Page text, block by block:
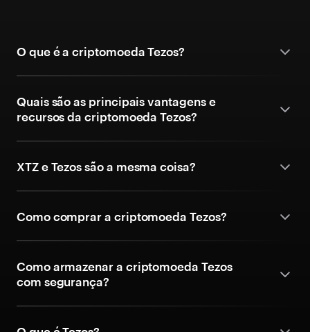
O que é a criptomoeda Tezos?
Quais são as principais vantagens e
recursos da criptomoeda Tezos?
XTZ e Tezos são a mesma coisa?
Como comprar a criptomoeda Tezos?
Como armazenar a criptomoeda Tezos
com segurança?